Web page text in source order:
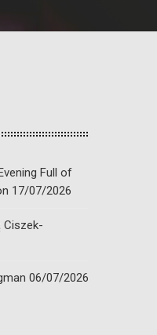
Full of
17/07/2026
Ciszek-
06/07/2026